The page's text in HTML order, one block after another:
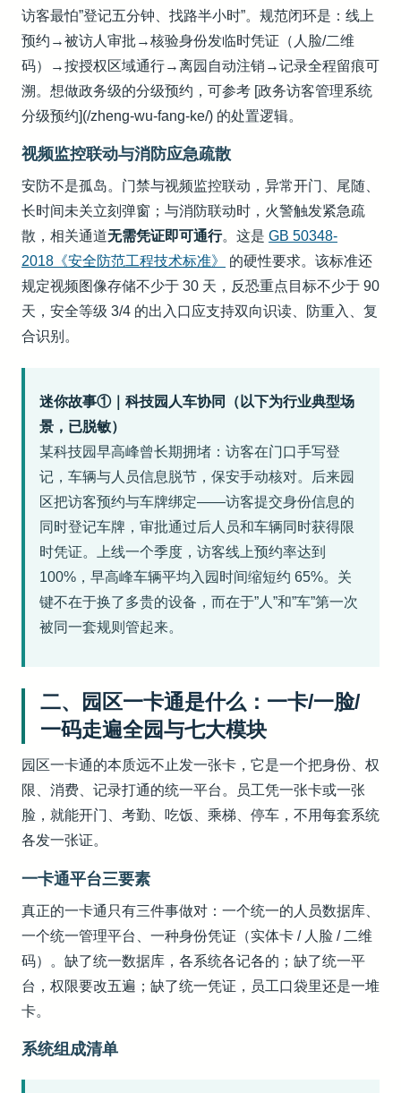
访客最怕”登记五分钟、找路半小时”。规范闭环是：线上
预约→被访人审批→核验身份发临时凭证（人脸/二维
码）→按授权区域通行→离园自动注销→记录全程留痕可
溯。想做政务级的分级预约，可参考 [政务访客管理系统
分级预约](/zheng-wu-fang-ke/) 的处置逻辑。
视频监控联动与消防应急疏散
安防不是孤岛。门禁与视频监控联动，异常开门、尾随、
长时间未关立刻弹窗；与消防联动时，火警触发紧急疏
散，相关通道无需凭证即可通行。这是 GB 50348-
2018《安全防范工程技术标准》
的硬性要求。该标准还
规定视频图像存储不少于 30 天，反恐重点目标不少于 90
天，安全等级 3/4 的出入口应支持双向识读、防重入、复
合识别。
迷你故事①｜科技园人车协同（以下为行业典型场
景，已脱敏）
某科技园早高峰曾长期拥堵：访客在门口手写登
记，车辆与人员信息脱节，保安手动核对。后来园
区把访客预约与车牌绑定——访客提交身份信息的
同时登记车牌，审批通过后人员和车辆同时获得限
时凭证。上线一个季度，访客线上预约率达到
100%，早高峰车辆平均入园时间缩短约 65%。关
键不在于换了多贵的设备，而在于”人”和”车”第一次
被同一套规则管起来。
二、园区一卡通是什么：一卡/一脸/
一码走遍全园与七大模块
园区一卡通的本质远不止发一张卡，它是一个把身份、权
限、消费、记录打通的统一平台。员工凭一张卡或一张
脸，就能开门、考勤、吃饭、乘梯、停车，不用每套系统
各发一张证。
一卡通平台三要素
真正的一卡通只有三件事做对：一个统一的人员数据库、
一个统一管理平台、一种身份凭证（实体卡 / 人脸 / 二维
码）。缺了统一数据库，各系统各记各的；缺了统一平
台，权限要改五遍；缺了统一凭证，员工口袋里还是一堆
卡。
系统组成清单